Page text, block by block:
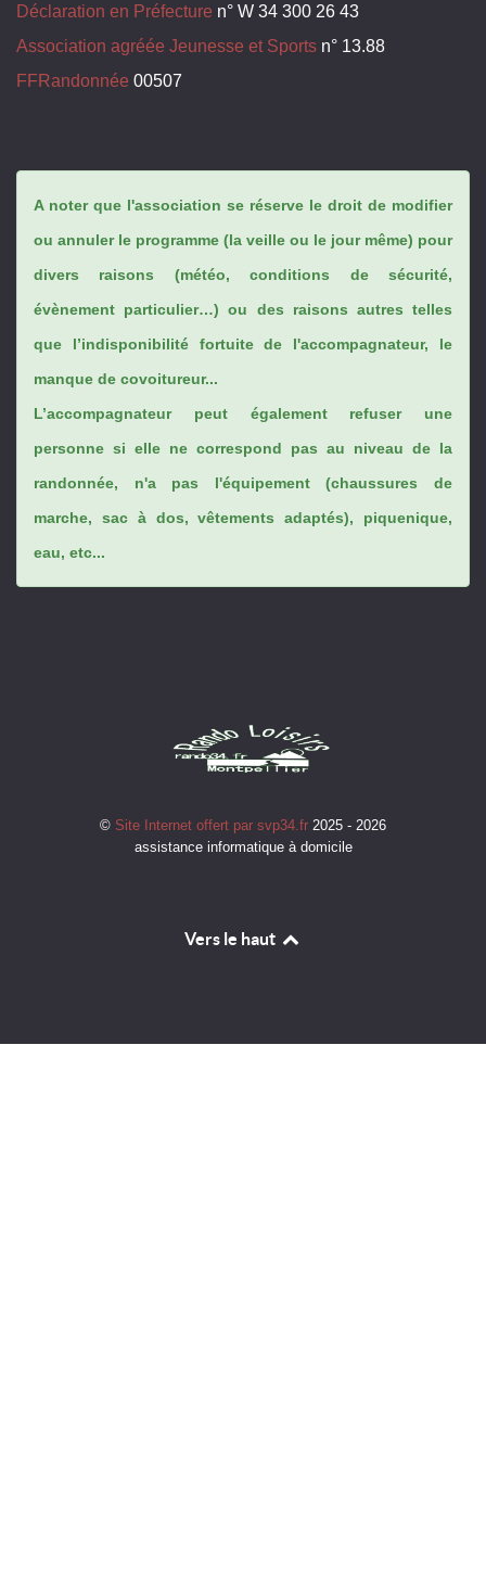
Déclaration en Préfecture n° W 34 300 26 43
Association agréée Jeunesse et Sports n° 13.88
FFRandonnée 00507
A noter que l'association se réserve le droit de modifier
ou annuler le programme (la veille ou le jour même) pour
divers raisons (météo, conditions de sécurité,
évènement particulier…) ou des raisons autres telles
que l’indisponibilité fortuite de l'accompagnateur, le
manque de covoitureur...
L’accompagnateur peut également refuser une
personne si elle ne correspond pas au niveau de la
randonnée, n'a pas l'équipement (chaussures de
marche, sac à dos, vêtements adaptés), piquenique,
eau, etc...
© Site Internet offert par svp34.fr 2025 - 2026
assistance informatique à domicile
Vers le haut